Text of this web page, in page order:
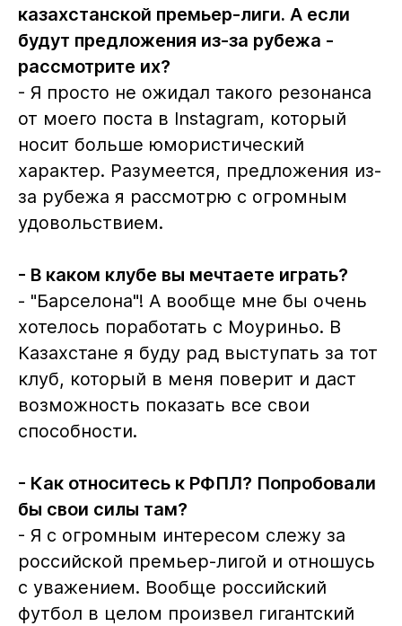
казахстанской премьер-лиги. А если
будут предложения из-за рубежа -
рассмотрите их?
- Я просто не ожидал такого резонанса
от моего поста в Instagram, который
носит больше юмористический
характер. Разумеется, предложения из-
за рубежа я рассмотрю с огромным
удовольствием.
- В каком клубе вы мечтаете играть?
- "Барселона"! А вообще мне бы очень
хотелось поработать с Моуриньо. В
Казахстане я буду рад выступать за тот
клуб, который в меня поверит и даст
возможность показать все свои
способности.
- Как относитесь к РФПЛ? Попробовали
бы свои силы там?
- Я с огромным интересом слежу за
российской премьер-лигой и отношусь
с уважением. Вообще российский
футбол в целом произвел гигантский